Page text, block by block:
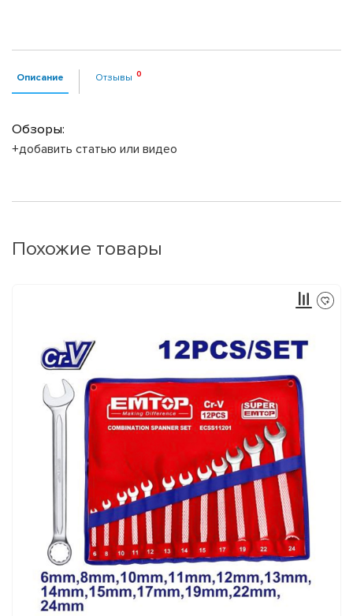
Описание Отзывы
Обзоры:
+добавить статью или видео
Похожие товары